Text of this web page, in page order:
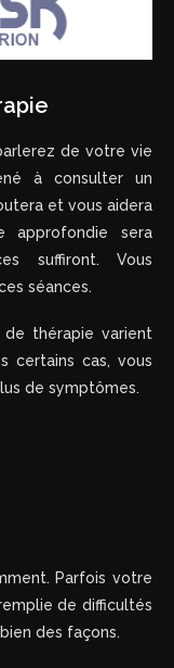
de votre vie
à consulter un
et vous aidera
approfondie sera
suffiront. Vous
séances.
thérapie varient
certains cas, vous
de symptômes.
Parfois votre
de difficultés
des façons.